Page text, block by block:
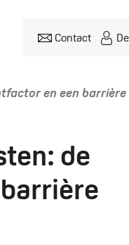
Contact
en een
de